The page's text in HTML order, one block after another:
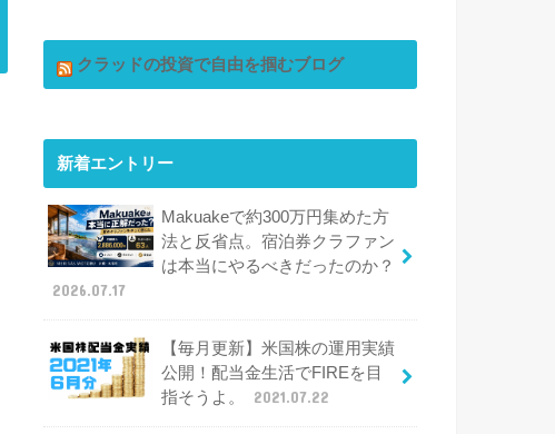
クラッドの投資で自由を掴むブログ
新着エントリー
Makuakeで約300万円集めた方
法と反省点。宿泊券クラファン
は本当にやるべきだったのか？
2026.07.17
【毎月更新】米国株の運用実績
公開！配当金生活でFIREを目
指そうよ。
2021.07.22